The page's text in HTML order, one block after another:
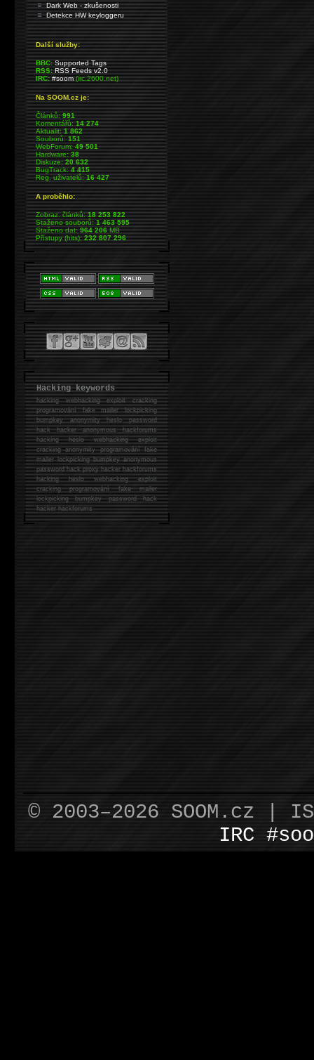
Dark Web - zkušenosti
Detekce HW keyloggeru
Další služby:
BBC: Supported Tags
RSS: RSS Feeds v2.0
IRC: #soom(irc.2600.net)
Na SOOM.cz je:
Článků:991
Komentářů:14 274
Aktualit:1 862
Souborů:151
WebForum:49 501
Hardware:38
Diskuze:20 632
BugTrack:4 415
Reg. uživatelů:16 427
A proběhlo:
Zobraz. článků:18 253 822
Staženo souborů:1 463 595
Staženo dat:964 206MB
Přístupy (hits):232 807 296
Hacking keywords
hackingwebhacking exploit cracking
programování fake mailer lockpicking
bumpkey anonymity heslo password
hackhacker anonymous hackforums
hackingheslo webhacking exploit
cracking anonymity programování fake
mailer lockpicking bumpkey anonymous
password hack proxy hacker hackforums
hacking heslo webhacking exploit
cracking programování fake mailer
lockpicking bumpkey password hack
hackerhackforums
© 2003–2026 SOOM.cz |
IRC